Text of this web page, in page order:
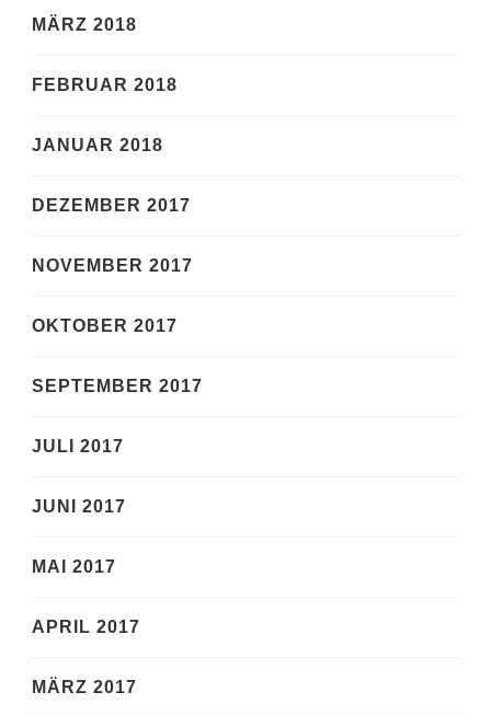
MÄRZ 2018
FEBRUAR 2018
JANUAR 2018
DEZEMBER 2017
NOVEMBER 2017
OKTOBER 2017
SEPTEMBER 2017
JULI 2017
JUNI 2017
MAI 2017
APRIL 2017
MÄRZ 2017